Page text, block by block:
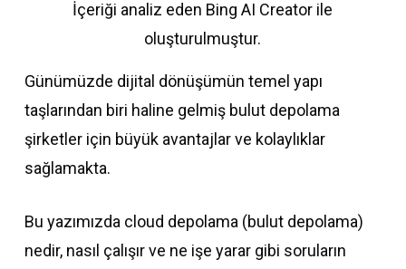
İçeriği analiz eden Bing AI Creator ile
oluşturulmuştur.
Günümüzde dijital dönüşümün temel yapı
taşlarından biri haline gelmiş bulut depolama
şirketler için büyük avantajlar ve kolaylıklar
sağlamakta.
Bu yazımızda cloud depolama (bulut depolama)
nedir, nasıl çalışır ve ne işe yarar gibi soruların